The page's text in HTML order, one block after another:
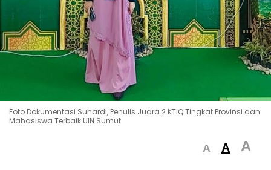
Foto Dokumentasi Suhardi, Penulis Juara 2 KTIQ Tingkat Provinsi dan
Mahasiswa Terbaik UIN Sumut
A A A